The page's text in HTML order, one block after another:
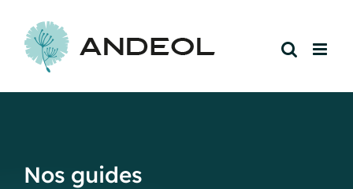
contenu
Nos guides